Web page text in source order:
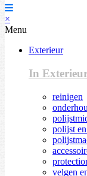
×
Menu
Exterieur
In
reinigen
polijst
velgen